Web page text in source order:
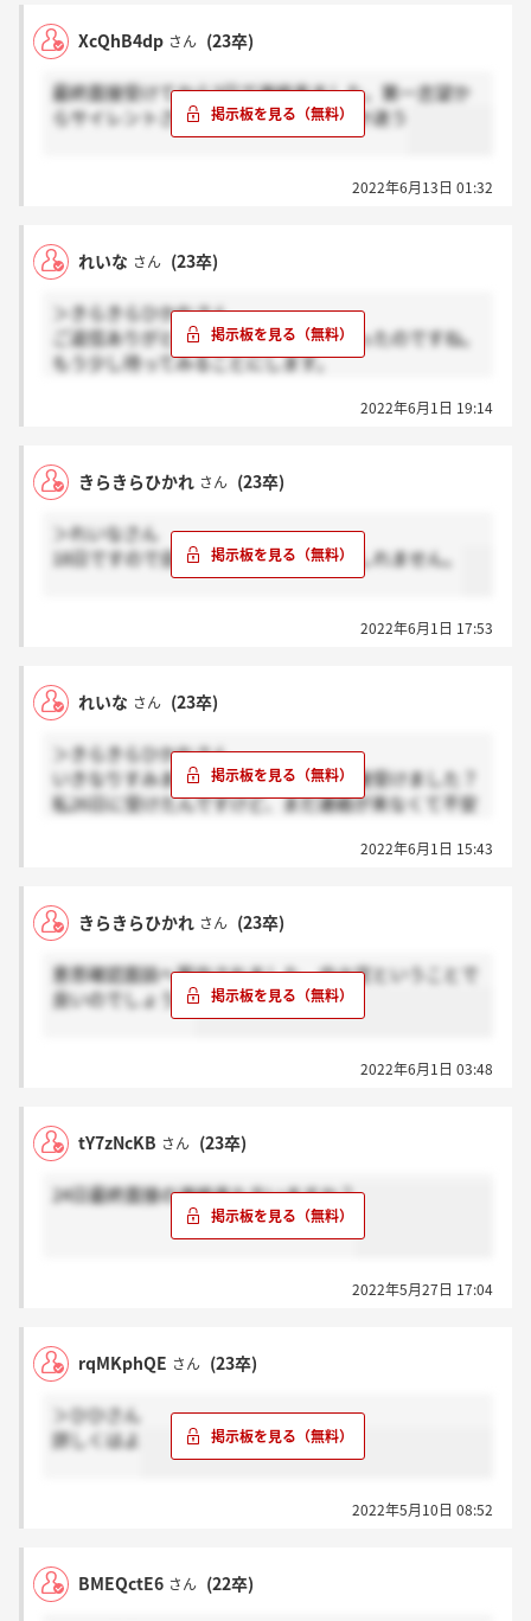
XcQhB4dp さん (23卒)
最終面接受けてから3日で連絡来ました。第一志望か
らサイレントされたからここにしようか迷う
2022年6月13日 01:32
れいな さん (23卒)
＞きらきらひかれさん
ご返信ありがとうございます！18日だったのですね。
もう少し待ってみることにします。
2022年6月1日 19:14
きらきらひかれ さん (23卒)
＞れいなさん
18日ですので自分は連絡が早いのかもしれません。
2022年6月1日 17:53
れいな さん (23卒)
＞きらきらひかれさん
いきなりすみません。いつごろ最終面接受けました？
私26日に受けたんですけど、まだ連絡が来なくて不安
2022年6月1日 15:43
きらきらひかれ さん (23卒)
意思確認面談へ案内されました、内々定ということで
良いのでしょうか
2022年6月1日 03:48
tY7zNcKB さん (23卒)
24日最終面接の連絡来た方いますか？
2022年5月27日 17:04
rqMKphQE さん (23卒)
＞ひひさん
詳しくはよ
2022年5月10日 08:52
BMEQctE6 さん (22卒)